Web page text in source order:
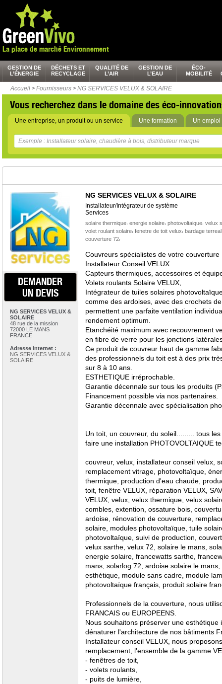
La place de marché Environnement
GESTION DE
L’ÉNERGIE
DÉCHETS ET
RECYCLAGE
QUALITÉ DE
L’AIR
GESTION DE
L’EAU
ÉCO-
MOBILITÉ
Accueil > Fournisseurs > NG SERVICES VELUX & SOLAIRE
Vous recherchez dans le domaine des éco-
Une entreprise, un produit ou un service Une formation Un emploi
DEMANDER
UN DEVIS
NG SERVICES VELUX &
SOLAIRE
48 rue de la mission
72000 LE MANS
FRANCE
Adresse internet :
NG SERVICES VELUX &
SOLAIRE
NG SERVICES VELUX & SOLAIRE
Installateur/Intégrateur de système
Services
solaire thermique, energie solaire, photovoltaique, velux
volet roulant solaire, fenetre de toit velux bardage terreal
couverture 72,
Couvreurs spécialistes de votre couverture
Installateur Conseil VELUX.
Capteurs thermiques, accessoires et
Volets roulants Solaire VELUX,
Intégrateur de tuiles solaires
comme des ardoises, avec des crochets
permettent une parfaite ventilation
rendement optimum.
Etanchéité maximum avec recouvrement
en fibre de verre pour les jonctions
Ce produit de couvreur haut de gamme
des professionnels du toit est à des prix
sur 8 à 10 ans.
ESTHETIQUE irréprochable.
Garantie décennale sur tous les produits
Financement possible via nos partenaires.
Garantie décennale avec spécialisation
Un toit, un couvreur, du soleil......... tous
faire une installation PHOTOVOLTAIQUE
couvreur, velux, installateur conseil velux,
remplacement vitrage, photovoltaïque,
thermique, production d'eau chaude,
toit, fenêtre VELUX, réparation VELUX,
VELUX, velux, velux thermique, velux
combles, extention, ossature bois,
ardoise, rénovation de couverture,
solaire, modules photovoltaïque, tuile
photovoltaïque, suivi de production,
velux sarthe, velux 72, solaire le mans,
energie solaire, francewatts sarthe,
mans, solarlog 72, ardoise solaire le
esthétique, module sans cadre, module
photovoltaïque français, produit solaire
Professionnels de la couverture, nous
FRANCAIS ou EUROPEENS.
Nous souhaitons préserver une esthétique
dénaturer l'architecture de nos bâtiments
Installateur conseil VELUX, nous
remplacement, l'ensemble de la gamme
- fenêtres de toit,
- volets roulants,
- puits de lumière,